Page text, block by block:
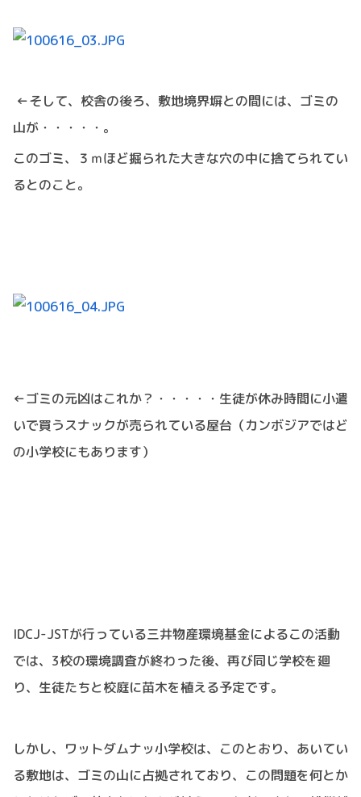
←そして、校舎の後ろ、敷地境界塀との間には、ゴミの
山が・・・・・。
このゴミ、３ｍほど掘られた大きな穴の中に捨てられてい
るとのこと。
←ゴミの元凶はこれか？・・・・・生徒が休み時間に小遣
いで買うスナックが売られている屋台（カンボジアではど
の小学校にもあります）
IDCJ-JSTが行っている三井物産環境基金によるこの活動
では、3校の環境調査が終わった後、再び同じ学校を廻
り、生徒たちと校庭に苗木を植える予定です。
しかし、ワットダムナッ小学校は、このとおり、あいてい
る敷地は、ゴミの山に占拠されており、この問題を何とか